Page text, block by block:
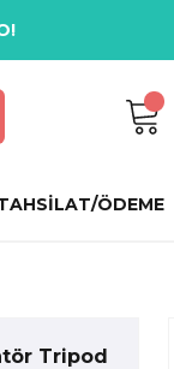
ÖDEME
Tripod